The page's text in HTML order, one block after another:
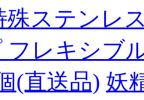
殊ステンレ
レキシブ
(直送品) 妖